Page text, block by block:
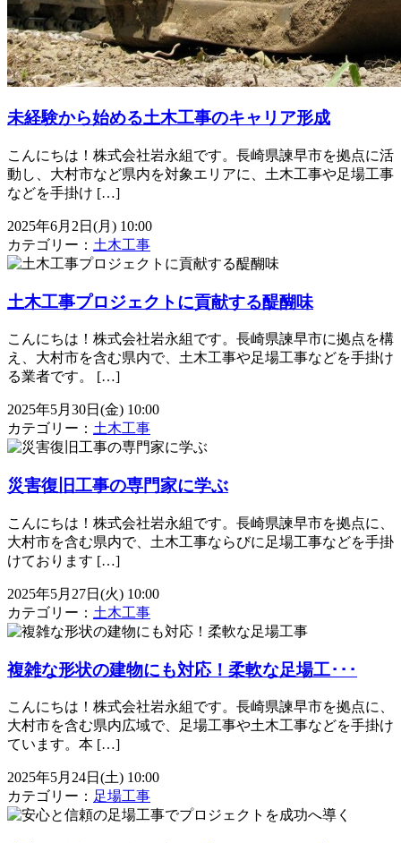
未経験から始める土木工事のキャリア形成
こんにちは！株式会社岩永組です。長崎県諫早市を拠点に活
動し、大村市など県内を対象エリアに、土木工事や足場工事
などを手掛け […]
2025年6月2日(月) 10:00
カテゴリー： 土木工事
土木工事プロジェクトに貢献する醍醐味
こんにちは！株式会社岩永組です。長崎県諫早市に拠点を構
え、大村市を含む県内で、土木工事や足場工事などを手掛け
る業者です。 […]
2025年5月30日(金) 10:00
カテゴリー： 土木工事
災害復旧工事の専門家に学ぶ
こんにちは！株式会社岩永組です。長崎県諫早市を拠点に、
大村市を含む県内で、土木工事ならびに足場工事などを手掛
けております […]
2025年5月27日(火) 10:00
カテゴリー： 土木工事
複雑な形状の建物にも対応！柔軟な足場工･･･
こんにちは！株式会社岩永組です。長崎県諫早市を拠点に、
大村市を含む県内広域で、足場工事や土木工事などを手掛け
ています。本 […]
2025年5月24日(土) 10:00
カテゴリー： 足場工事